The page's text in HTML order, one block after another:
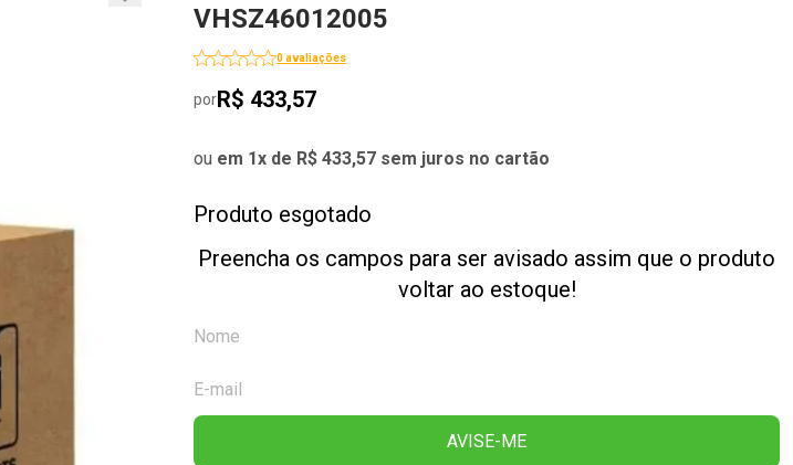
VHSZ46012005
0 avaliações
porR$ 433,57
ou em 1x de R$ 433,57 sem juros no cartão
Produto esgotado
Preencha os campos para ser avisado assim que o produto
voltar ao estoque!
AVISE-ME